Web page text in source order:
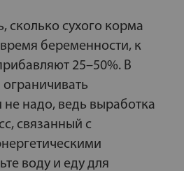
сколько сухого корма
беременности, к
25–50%. В
надо, ведь выработка
связанный с
воду и еду для